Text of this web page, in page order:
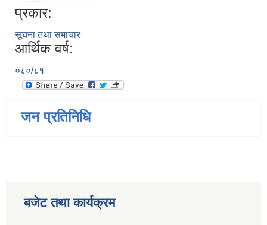
प्रकार:
सूचना तथा समाचार
आर्थिक वर्ष:
०८०/८१
जन प्रतिनिधि
बजेट तथा कार्यक्रम